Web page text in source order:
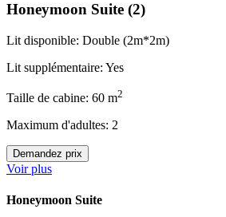
Honeymoon Suite (2)
Lit disponible: Double (2m*2m)
Lit supplémentaire: Yes
Taille de cabine: 60 m2
Maximum d'adultes: 2
Demandez prix
Voir plus
Honeymoon Suite